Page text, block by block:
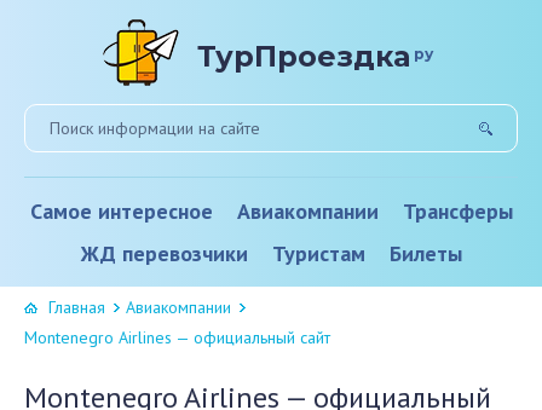
ТурПроездка ру
Самое интересное Авиакомпании
Трансферы
ЖД перевозчики
Туристам Билеты
Главная
Авиакомпании
Montenegro Airlines — официальный сайт
Montenegro Airlines — официальный